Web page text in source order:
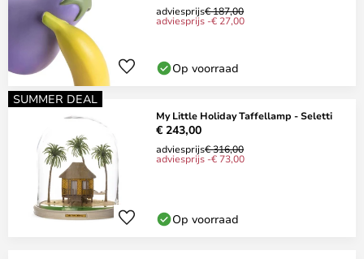
adviesprijs€ 187,00
adviesprijs -€ 27,00
Op voorraad
SUMMER DEAL
My Little Holiday Taffellamp - Seletti
€ 243,00
adviesprijs€ 316,00
adviesprijs -€ 73,00
Op voorraad